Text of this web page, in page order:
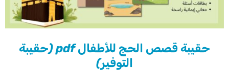
حقيبة قصص الحج للأطفال pdf (حقيبة
التوفير)